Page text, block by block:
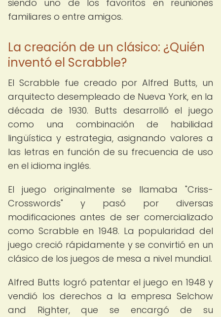
siendo uno de los favoritos en reuniones
familiares o entre amigos.
La creación de un clásico: ¿Quién
inventó el Scrabble?
El Scrabble fue creado por Alfred Butts, un
arquitecto desempleado de Nueva York, en la
década de 1930. Butts desarrolló el juego
como una combinación de habilidad
lingüística y estrategia, asignando valores a
las letras en función de su frecuencia de uso
en el idioma inglés.
El juego originalmente se llamaba "Criss-
Crosswords" y pasó por diversas
modificaciones antes de ser comercializado
como Scrabble en 1948. La popularidad del
juego creció rápidamente y se convirtió en un
clásico de los juegos de mesa a nivel mundial.
Alfred Butts logró patentar el juego en 1948 y
vendió los derechos a la empresa Selchow
and Righter, que se encargó de su